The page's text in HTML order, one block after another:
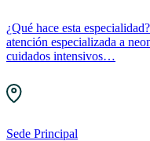
¿Qué hace esta
atención especializada a
cuidados intensivos…
Sede Principal